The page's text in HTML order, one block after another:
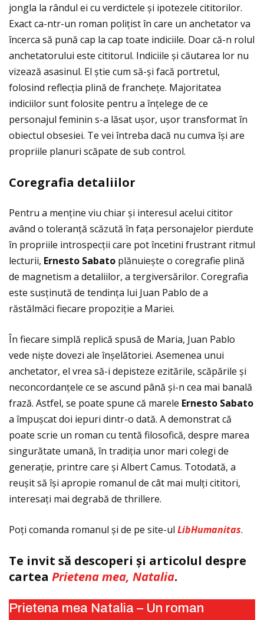
jongla la rândul ei cu verdictele și ipotezele cititorilor.
Exact ca-ntr-un roman poliţist în care un anchetator va
încerca să pună cap la cap toate indiciile. Doar că-n rolul
anchetatorului este cititorul. Indiciile și căutarea lor nu
vizează asasinul. El știe cum să-și facă portretul,
folosind reflecţia plină de francheţe. Majoritatea
indiciilor sunt folosite pentru a înţelege de ce
personajul feminin s-a lăsat ușor, ușor transformat în
obiectul obsesiei. Te vei întreba dacă nu cumva își are
propriile planuri scăpate de sub control.
Coregrafia detaliilor
Pentru a menţine viu chiar și interesul acelui cititor
având o toleranţă scăzută în faţa personajelor pierdute
în propriile introspecţii care pot încetini frustrant ritmul
lecturii, Ernesto Sabato plănuiește o coregrafie plină
de magnetism a detaliilor, a tergiversărilor. Coregrafia
este susţinută de tendinţa lui Juan Pablo de a
răstălmăci fiecare propoziţie a Mariei.
În fiecare simplă replică spusă de Maria, Juan Pablo
vede niște dovezi ale înșelătoriei. Asemenea unui
anchetator, el vrea să-i depisteze ezitările, scăpările și
neconcordanţele ce se ascund până și-n cea mai banală
frază. Astfel, se poate spune că marele Ernesto Sabato
a împușcat doi iepuri dintr-o dată. A demonstrat că
poate scrie un roman cu tentă filosofică, despre marea
singurătate umană, în tradiţia unor mari colegi de
generaţie, printre care și Albert Camus. Totodată, a
reușit să își apropie romanul de cât mai mulţi cititori,
interesaţi mai degrabă de thrillere.
Poţi comanda romanul și de pe site-ul LibHumanitas.
Te invit să descoperi și articolul despre
cartea Prietena mea, Natalia.
Prietena mea Natalia – Un roman